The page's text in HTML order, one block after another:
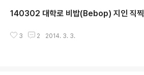
140302 대학로 비밥(Bebop) 지인 직찍
3 2 2014. 3. 3.